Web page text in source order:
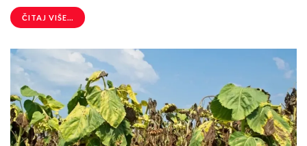
ČITAJ VIŠE...